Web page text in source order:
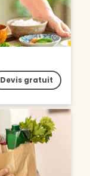
Devis gratuit